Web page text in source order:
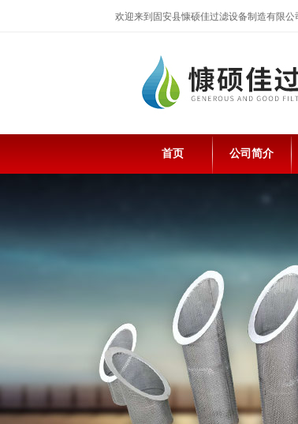
欢迎来到固安县慷硕佳过滤设备制造有限公
首页 公司简介